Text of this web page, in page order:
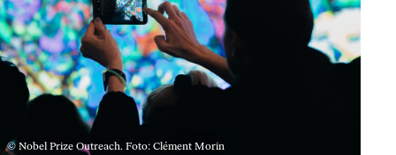
© Nobel Prize Outreach. Foto: Clément Morin